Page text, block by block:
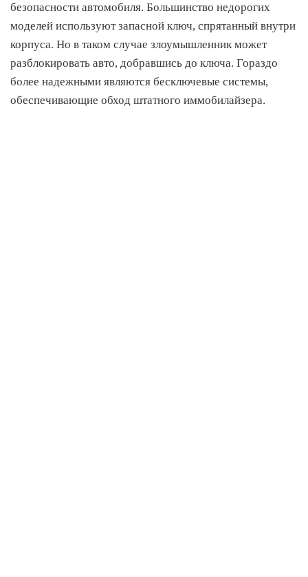
безопасности автомобиля. Большинство недорогих
моделей используют запасной ключ, спрятанный внутри
корпуса. Но в таком случае злоумышленник может
разблокировать авто, добравшись до ключа. Гораздо
более надежными являются бесключевые системы,
обеспечивающие обход штатного иммобилайзера.